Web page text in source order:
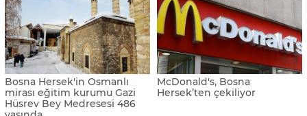
Bosna Hersek'in Osmanlı
mirası eğitim kurumu Gazi
Hüsrev Bey Medresesi 486
McDonald's, Bosna
Hersek’ten çekiliyor